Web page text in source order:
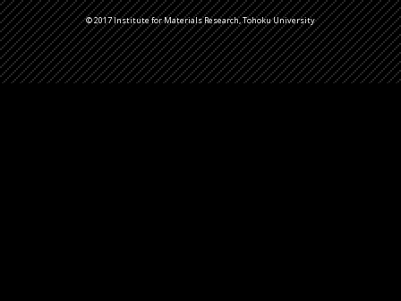
© 2017 Institute for Materials Research, Tohoku University